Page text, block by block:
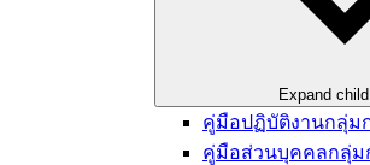
Expand
คู่มือปฏิบัติงานกลุ่ม
คู่มือส่วนบุคคลกลุ่ม